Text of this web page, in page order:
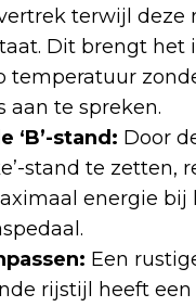
terwijl deze
Dit brengt het
temperatuur
aan te spreken.
‘B’-stand: Door
stand te zetten,
energie bij
Een
rijstijl heeft een